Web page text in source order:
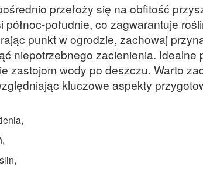
przełoży się na obfitość
południe, co zagwarantuje
punkt w ogrodzie, zachowaj
niepotrzebnego zacienienia. Idealne
zastojom wody po deszczu. Warto
kluczowe aspekty